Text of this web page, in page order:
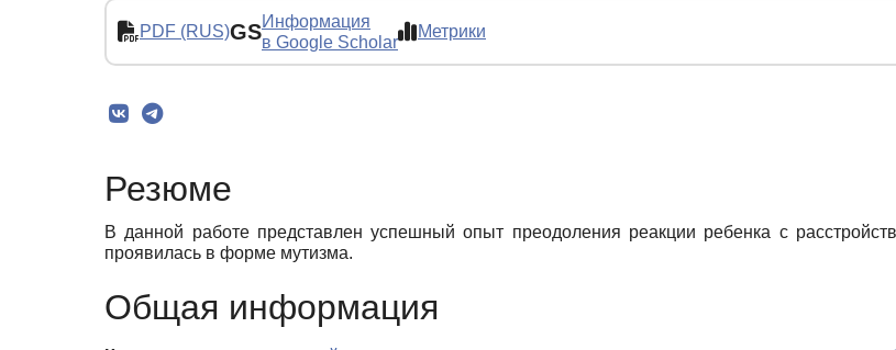
PDF (RUS)GSИнформация
в Google Scholar
Метрики
Резюме
В данной работе представлен успешный опыт преодоления реакции ребенка с
проявилась в форме мутизма.
Общая информация